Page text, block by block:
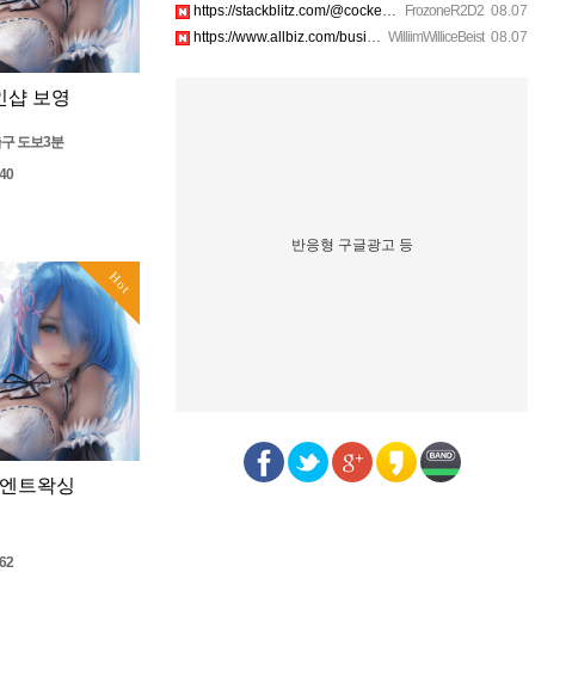
샵 보영
도보3분
Hot
트왁싱
FrozoneR2D2 08.07
https://stackblitz.com/@cockerhanstartup/collections/1-888-7…
WilliimWilliceBeist 08.07
https://www.allbiz.com/business/mcafee-inc_172c https://site…
반응형 구글광고 등